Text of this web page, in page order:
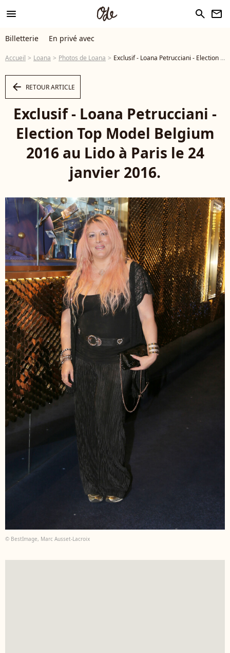
menu search newsletter
Billetterie En privé avec
Accueil Loana Photos de Loana Exclusif - Loana Petrucciani - Election Top Model Belgium 2016 au Lido à Paris le 24 janvier 2016. © Marc Ausset-Lacroix/Bestimage - Photo
arrow_left RETOUR ARTICLE
Exclusif - Loana Petrucciani -
Election Top Model Belgium
2016 au Lido à Paris le 24
janvier 2016.
© BestImage, Marc Ausset-Lacroix